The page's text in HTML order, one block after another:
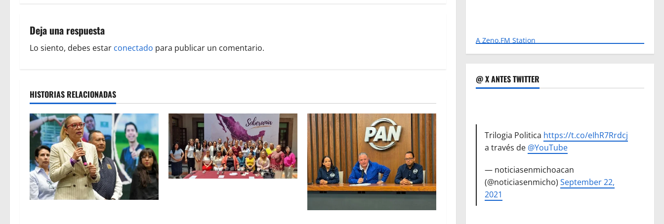
g
a
i
ó
n
d
e
e
Deja una respuesta
Lo siento, debes estar conectado para publicar un comentario.
HISTORIAS RELACIONADAS
A Zeno.FM Station
@ X ANTES TWITTER
Trilogia Politica https://t.co/eIhR7Rrdcj
a través de @YouTube
— noticiasenmichoacan
(@noticiasenmicho)September 22,
2021